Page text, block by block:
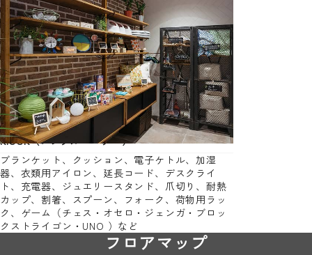
KIOSK（レンタルコーナー）
ブランケット、クッション、電子ケトル、加湿
器、衣類用アイロン、延長コード、デスクライ
ト、充電器、ジュエリースタンド、爪切り、耐熱
カップ、割箸、スプーン、フォーク、荷物用ラッ
ク、ゲーム（チェス・オセロ・ジェンガ・ブロッ
クストライゴン・UNO ）など
フロアマップ